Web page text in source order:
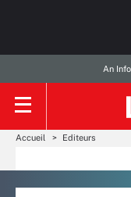
An
Accueil Editeurs